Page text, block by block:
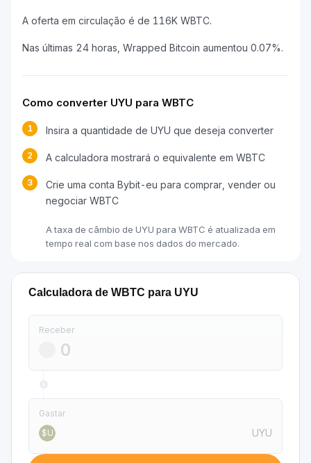
A oferta em circulação é de 116K WBTC.
Nas últimas 24 horas, Wrapped Bitcoin aumentou 0.07%.
Como converter UYU para WBTC
1 Insira a quantidade de UYU que deseja converter
2 A calculadora mostrará o equivalente em WBTC
3
Crie uma conta Bybit-eu para comprar, vender ou
negociar WBTC
A taxa de câmbio de UYU para WBTC é atualizada em
tempo real com base nos dados do mercado.
Calculadora de WBTC para UYU
Receber
Gastar
$U
UYU